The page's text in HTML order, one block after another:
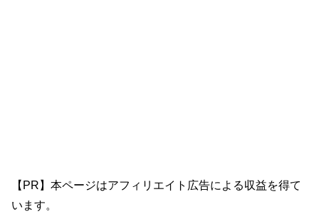
【PR】本ページはアフィリエイト広告による収益を得て
います。